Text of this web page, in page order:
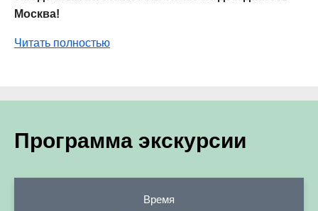
Москва!
Читать полностью
Программа экскурсии
Время